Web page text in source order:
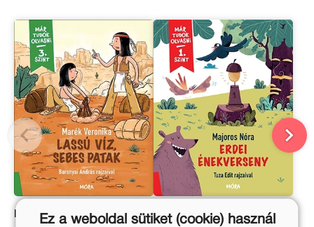
Lassú Víz, Sebes Patak Erdei énekverseny
Ez a weboldal sütiket (cookie) használ